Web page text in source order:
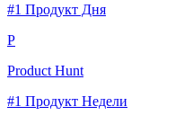
#1 Продукт Дня
P
Product Hunt
#1 Продукт Недели